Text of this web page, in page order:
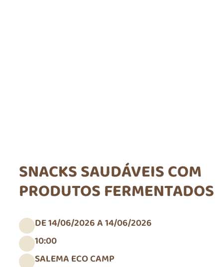
SNACKS SAUDÁVEIS COM
PRODUTOS FERMENTADOS
DE 14/06/2026 A 14/06/2026
10:00
SALEMA ECO CAMP